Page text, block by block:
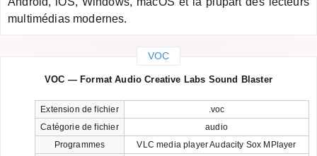
multimédias modernes.
VOC
VOC — Format Audio Creative Labs Sound Blaster
Extension de fichier
.voc
Catégorie de fichier
audio
Programmes
VLC media player Audacity Sox MPlayer